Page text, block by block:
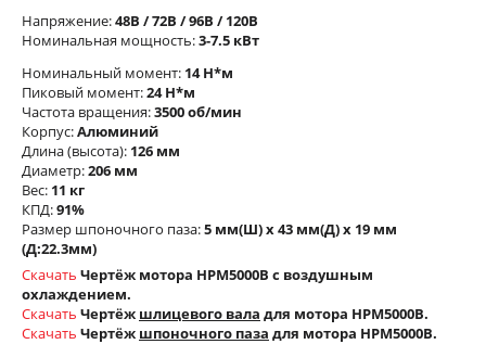
Напряжение:48В / 72В / 96В / 120В
Номинальная мощность:3-7.5 кВт
Номинальный момент: 14 Н*м
Пиковый момент:24 Н*м
Частота вращения:3500 об/мин
Корпус:Алюминий
Длина (высота): 126 мм
Диаметр:206 мм
Вес: 11 кг
КПД:91%
Размер шпоночного паза:5 мм(Ш) х 43 мм(Д) х 19 мм
(Д:22.3мм)
Скачать Чертёж мотора HPM5000B с воздушным
охлаждением.
Скачать Чертёж шлицевого вала для мотора HPM5000B.
Скачать Чертёж шпоночного паза для мотора HPM5000B.